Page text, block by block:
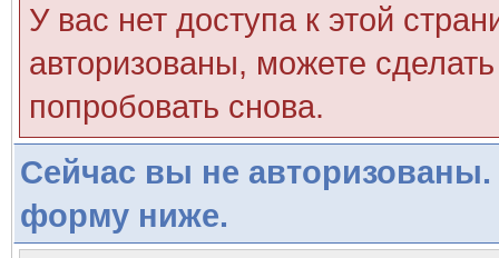
У вас нет доступа к этой
авторизованы, можете
попробовать снова.
Сейчас вы не авторизованы.
форму ниже.